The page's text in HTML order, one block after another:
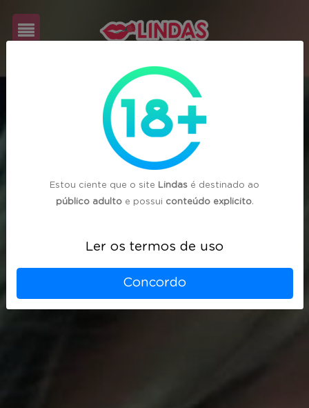
Estou ciente que o site Lindas é destinado ao
público adultoe possui conteúdo explicito.
Ler os termos de uso
Concordo